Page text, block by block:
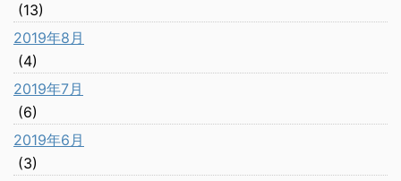
(13)
2019年8月
(4)
2019年7月
(6)
2019年6月
(3)